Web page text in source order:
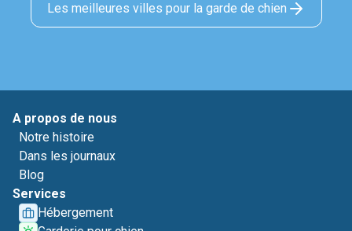
Les meilleures villes pour la garde de chien
A propos de nous
Notre histoire
Dans les journaux
Blog
Services
Hébergement